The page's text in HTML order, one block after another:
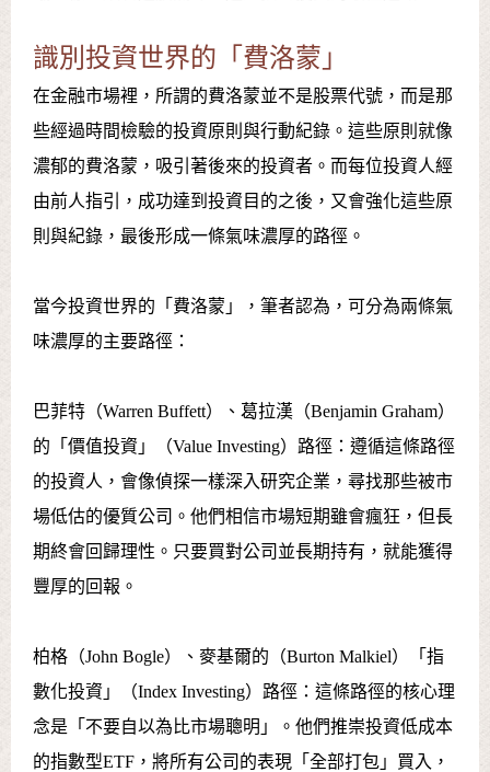
識別投資世界的「費洛蒙」
在金融市場裡，所謂的費洛蒙並不是股票代號，而是那
些經過時間檢驗的投資原則與行動紀錄。這些原則就像
濃郁的費洛蒙，吸引著後來的投資者。而每位投資人經
由前人指引，成功達到投資目的之後，又會強化這些原
則與紀錄，最後形成一條氣味濃厚的路徑。
當今投資世界的「費洛蒙」，筆者認為，可分為兩條氣
味濃厚的主要路徑：
巴菲特（Warren Buffett）、葛拉漢（Benjamin Graham）
的「價值投資」（Value Investing）路徑：遵循這條路徑
的投資人，會像偵探一樣深入研究企業，尋找那些被市
場低估的優質公司。他們相信市場短期雖會瘋狂，但長
期終會回歸理性。只要買對公司並長期持有，就能獲得
豐厚的回報。
柏格（John Bogle）、麥基爾的（Burton Malkiel）「指
數化投資」（Index Investing）路徑：這條路徑的核心理
念是「不要自以為比市場聰明」。他們推崇投資低成本
的指數型ETF，將所有公司的表現「全部打包」買入，